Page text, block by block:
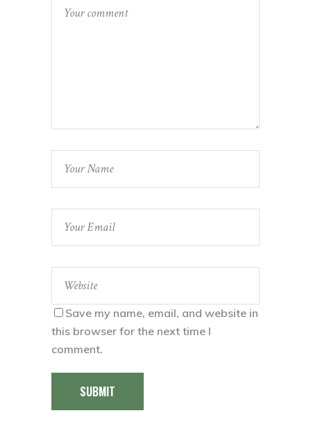
Save my name, email, and website in
this browser for the next time I
comment.
SUBMIT